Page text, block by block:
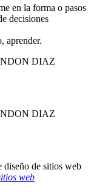
en la forma o pasos
decisiones
aprender.
web